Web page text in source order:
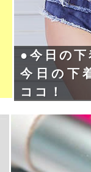
●今日の下
今日の下
ココ！